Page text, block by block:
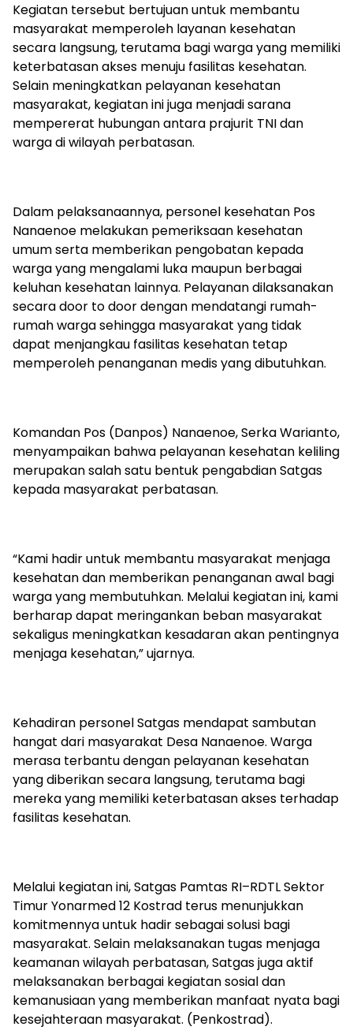
Kegiatan tersebut bertujuan untuk membantu
masyarakat memperoleh layanan kesehatan
secara langsung, terutama bagi warga yang memiliki
keterbatasan akses menuju fasilitas kesehatan.
Selain meningkatkan pelayanan kesehatan
masyarakat, kegiatan ini juga menjadi sarana
mempererat hubungan antara prajurit TNI dan
warga di wilayah perbatasan.
Dalam pelaksanaannya, personel kesehatan Pos
Nanaenoe melakukan pemeriksaan kesehatan
umum serta memberikan pengobatan kepada
warga yang mengalami luka maupun berbagai
keluhan kesehatan lainnya. Pelayanan dilaksanakan
secara door to door dengan mendatangi rumah-
rumah warga sehingga masyarakat yang tidak
dapat menjangkau fasilitas kesehatan tetap
memperoleh penanganan medis yang dibutuhkan.
Komandan Pos (Danpos) Nanaenoe, Serka Warianto,
menyampaikan bahwa pelayanan kesehatan keliling
merupakan salah satu bentuk pengabdian Satgas
kepada masyarakat perbatasan.
“Kami hadir untuk membantu masyarakat menjaga
kesehatan dan memberikan penanganan awal bagi
warga yang membutuhkan. Melalui kegiatan ini, kami
berharap dapat meringankan beban masyarakat
sekaligus meningkatkan kesadaran akan pentingnya
menjaga kesehatan,” ujarnya.
Kehadiran personel Satgas mendapat sambutan
hangat dari masyarakat Desa Nanaenoe. Warga
merasa terbantu dengan pelayanan kesehatan
yang diberikan secara langsung, terutama bagi
mereka yang memiliki keterbatasan akses terhadap
fasilitas kesehatan.
Melalui kegiatan ini, Satgas Pamtas RI–RDTL Sektor
Timur Yonarmed 12 Kostrad terus menunjukkan
komitmennya untuk hadir sebagai solusi bagi
masyarakat. Selain melaksanakan tugas menjaga
keamanan wilayah perbatasan, Satgas juga aktif
melaksanakan berbagai kegiatan sosial dan
kemanusiaan yang memberikan manfaat nyata bagi
kesejahteraan masyarakat. (Penkostrad).